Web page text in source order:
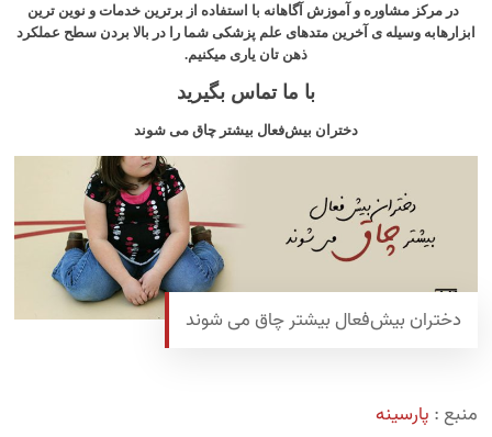
در مرکز مشاوره و آموزش آگاهانه با استفاده از برترین خدمات و نوین ترین
ابزارهابه وسیله ی آخرین متدهای علم پزشکی شما را در بالا بردن سطح عملکرد
ذهن تان یاری میکنیم.
با ما تماس بگیرید
دختران بیش‌فعال بیشتر چاق می شوند
دختران بیش‌فعال بیشتر چاق می شوند
منبع : پارسینه